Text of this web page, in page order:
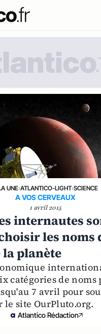
UNE›ATLANTICO-LIGHT›SCIENCE
A VOS CERVEAUX
1 avril 2015
internautes
les noms
planète
catégories de noms
7 avril pour
le site OurPluto.org.
Atlantico Rédaction